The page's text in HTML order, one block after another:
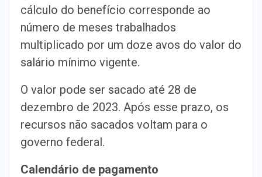
cálculo do benefício corresponde ao
número de meses trabalhados
multiplicado por um doze avos do valor do
salário mínimo vigente.
O valor pode ser sacado até 28 de
dezembro de 2023. Após esse prazo, os
recursos não sacados voltam para o
governo federal.
Calendário de pagamento